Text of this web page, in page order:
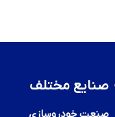
صنایع مختلف